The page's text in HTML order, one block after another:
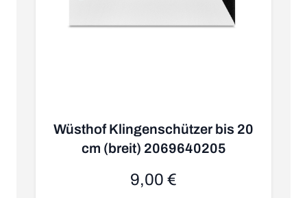
Wüsthof Klingenschützer bis 20
cm (breit) 2069640205
9,00 €